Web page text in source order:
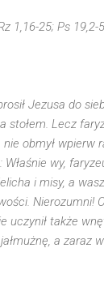
1,16-25; Ps 19,2-
Jezusa do
stołem. Lecz
nie obmył wpierw
Właśnie wy,
i misy, a
Nierozumni!
uczynił także
a zaraz